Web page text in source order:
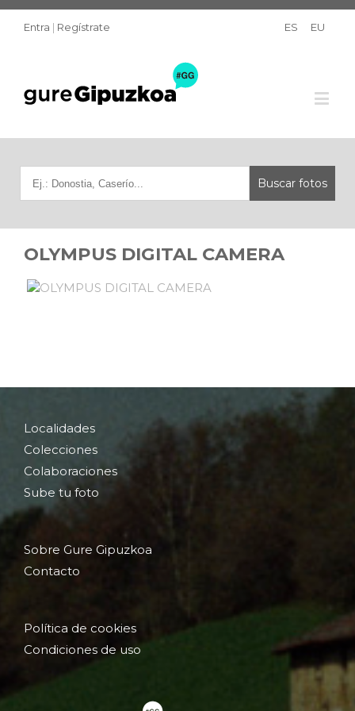
Entra | Regístrate ES EU
OLYMPUS DIGITAL CAMERA
Localidades
Colecciones
Colaboraciones
Sube tu foto
Sobre Gure Gipuzkoa
Contacto
Política de cookies
Condiciones de uso